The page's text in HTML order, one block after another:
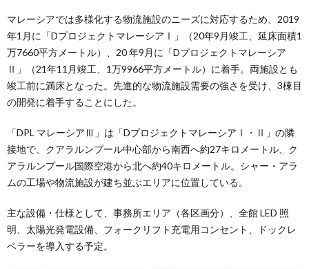
マレーシアでは多様化する物流施設のニーズに対応するため、2019
年1月に「DプロジェクトマレーシアⅠ」（20年9月竣工、延床面積1
万7660平方メートル）、20 年9月に「Dプロジェクトマレーシア
Ⅱ」（21年11月竣工、1万9966平方メートル）に着手。両施設とも
竣工前に満床となった。先進的な物流施設需要の強さを受け、3棟目
の開発に着手することにした。
「DPL マレーシアⅢ」は「DプロジェクトマレーシアⅠ・Ⅱ」の隣
接地で、クアラルンプール中心部から南西へ約27キロメートル、ク
アラルンプール国際空港から北へ約40キロメートル。シャー・アラ
ムの工場や物流施設が建ち並ぶエリアに位置している。
主な設備・仕様として、事務所エリア（各区画分）、全館 LED 照
明、太陽光発電設備、フォークリフト充電用コンセント、ドックレ
ベラーを導入する予定。